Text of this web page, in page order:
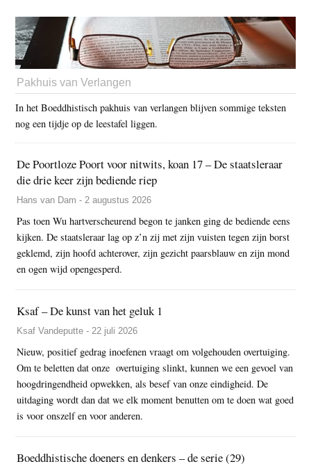
Pakhuis van Verlangen
In het Boeddhistisch pakhuis van verlangen blijven sommige teksten
nog een tijdje op de leestafel liggen.
De Poortloze Poort voor nitwits, koan 17 – De staatsleraar
die drie keer zijn bediende riep
Hans van Dam - 2 augustus 2026
Pas toen Wu hartverscheurend begon te janken ging de bediende eens
kijken. De staatsleraar lag op z’n zij met zijn vuisten tegen zijn borst
geklemd, zijn hoofd achterover, zijn gezicht paarsblauw en zijn mond
en ogen wijd opengesperd.
Ksaf – De kunst van het geluk 1
Ksaf Vandeputte - 22 juli 2026
Nieuw, positief gedrag inoefenen vraagt om volgehouden overtuiging.
Om te beletten dat onze overtuiging slinkt, kunnen we een gevoel van
hoogdringendheid opwekken, als besef van onze eindigheid. De
uitdaging wordt dan dat we elk moment benutten om te doen wat goed
is voor onszelf en voor anderen.
Boeddhistische doeners en denkers – de serie (29)